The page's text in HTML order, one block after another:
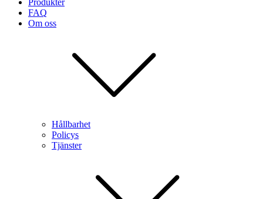
Produkter
FAQ
Om oss
Hållbarhet
Policys
Tjänster